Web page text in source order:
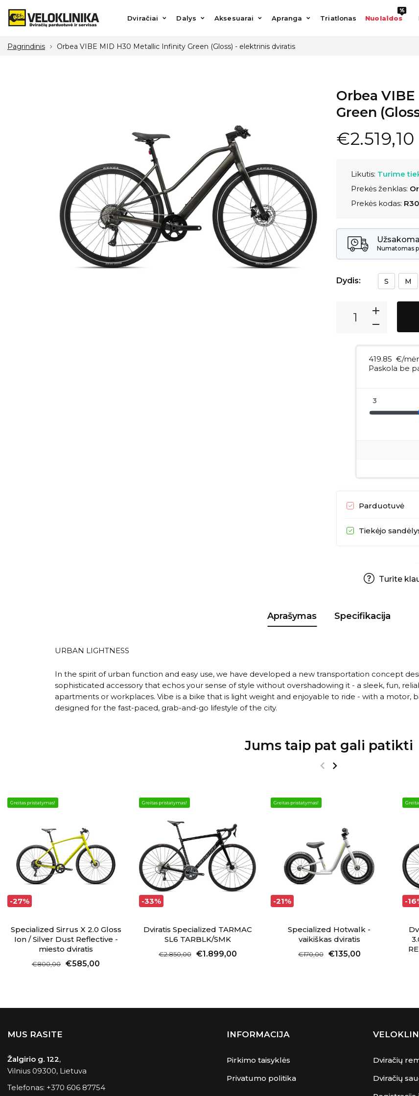
Dviračiai Dalys Aksesuarai Apranga Triatlonas Nuolaidos
%
Pagrindinis Orbea VIBE MID H30 Metallic Infinity Green (Gloss) - elektrinis dviratis
Orbea
Green
€2.519,10
Likutis: Turime
Prekės ženklas:
Prekės kodas:
Numatomas
Dydis: S M
Parduotuvė
Tiekėjo
Turite
Aprašymas Specifikacija
URBAN LIGHTNESS
In the spirit of urban function and easy use, we have developed a new transportation concept
sophisticated accessory that echos your sense of style without overshadowing it - a sleek, fun,
apartments or workplaces. Vibe is a bike that is light weight and enjoyable to ride - with a motor,
designed for the fast-paced, grab-and-go lifestyle of the city.
Jums taip pat gali patikti
-27%
Greitas pristatymas!
Specialized Sirrus X 2.0 Gloss
Ion / Silver Dust Reflective -
miesto dviratis
€800,00 €585,00
-33%
Greitas pristatymas!
Dviratis Specialized TARMAC
SL6 TARBLK/SMK
€2.850,00 €1.899,00
-21%
Greitas pristatymas!
Specialized Hotwalk -
vaikiškas dviratis
€170,00 €135,00
-
MUS RASITE
Žalgirio g. 122,
Vilnius 09300, Lietuva
Telefonas: +370 606 87754
INFORMACIJA
Pirkimo taisyklės
Privatumo politika
Dviračių
Dviračių